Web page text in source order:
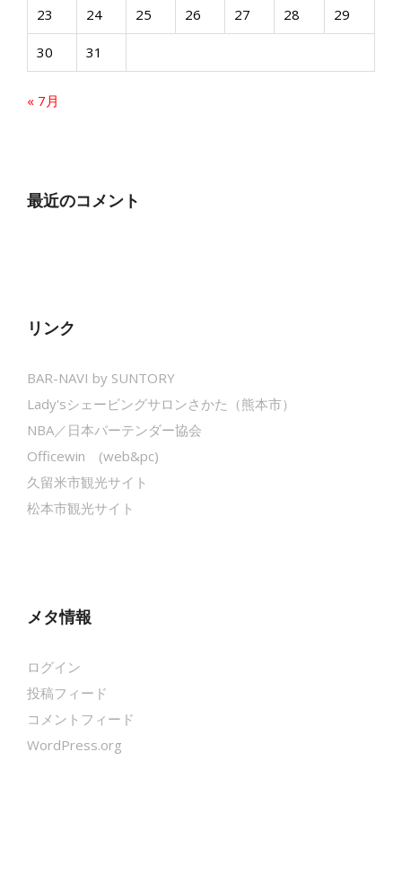
23 24 25 26 27 28 29
30 31
« 7月
最近のコメント
リンク
BAR-NAVI by SUNTORY
Lady'sシェービングサロンさかた（熊本市）
NBA／日本バーテンダー協会
Officewin (web&pc)
久留米市観光サイト
松本市観光サイト
メタ情報
ログイン
投稿フィード
コメントフィード
WordPress.org